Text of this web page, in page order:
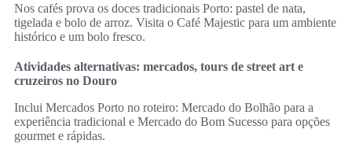
Nos cafés prova os doces tradicionais Porto: pastel de nata,
tigelada e bolo de arroz. Visita o Café Majestic para um ambiente
histórico e um bolo fresco.
Atividades alternativas: mercados, tours de street art e
cruzeiros no Douro
Inclui Mercados Porto no roteiro: Mercado do Bolhão para a
experiência tradicional e Mercado do Bom Sucesso para opções
gourmet e rápidas.